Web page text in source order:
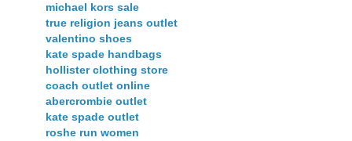
michael kors sale
true religion jeans outlet
valentino shoes
kate spade handbags
hollister clothing store
coach outlet online
abercrombie outlet
kate spade outlet
roshe run women